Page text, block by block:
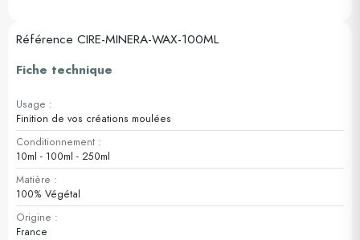
Référence CIRE-MINERA-WAX-100ML
Fiche technique
Usage :
Finition de vos créations moulées
Conditionnement :
10ml - 100ml - 250ml
Matière :
100% Végétal
Origine :
France